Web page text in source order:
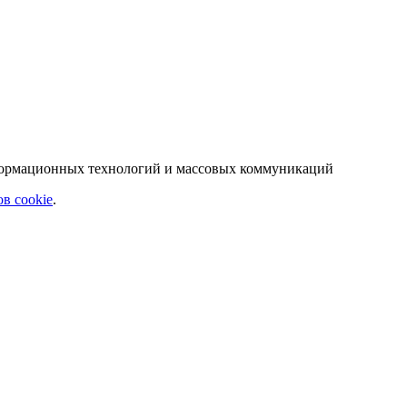
технологий и массовых коммуникаций
cookie.